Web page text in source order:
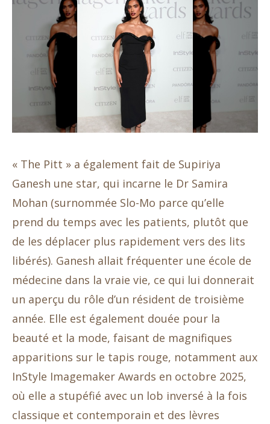
« The Pitt » a également fait de Supiriya
Ganesh une star, qui incarne le Dr Samira
Mohan (surnommée Slo-Mo parce qu’elle
prend du temps avec les patients, plutôt que
de les déplacer plus rapidement vers des lits
libérés). Ganesh allait fréquenter une école de
médecine dans la vraie vie, ce qui lui donnerait
un aperçu du rôle d’un résident de troisième
année. Elle est également douée pour la
beauté et la mode, faisant de magnifiques
apparitions sur le tapis rouge, notamment aux
InStyle Imagemaker Awards en octobre 2025,
où elle a stupéfié avec un lob inversé à la fois
classique et contemporain et des lèvres